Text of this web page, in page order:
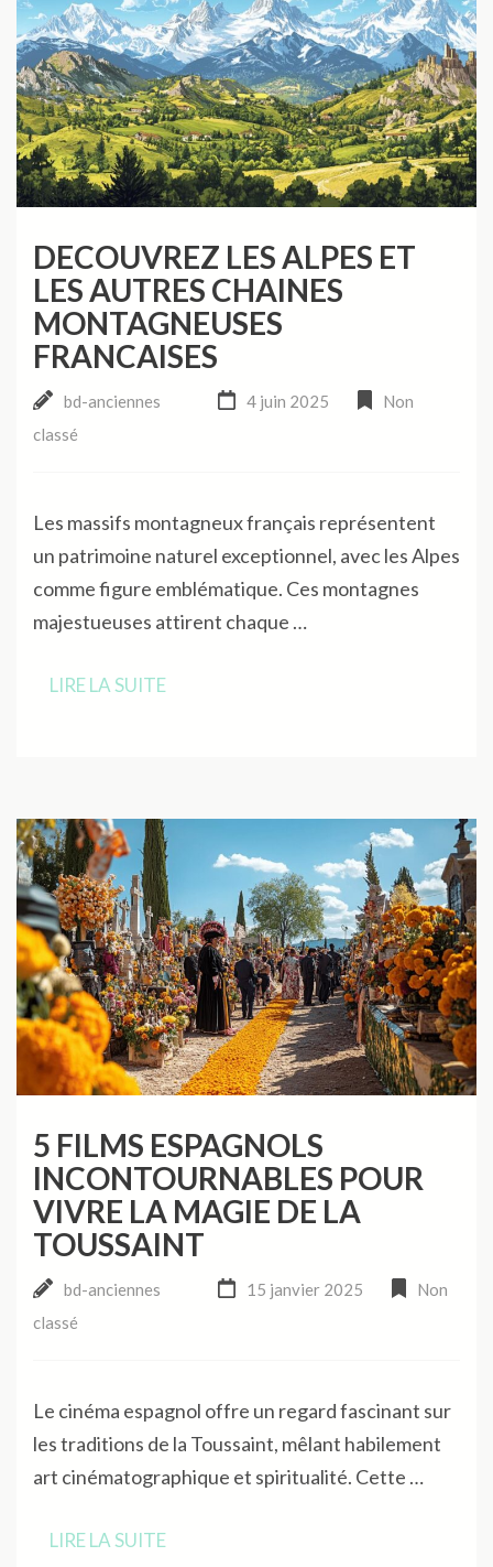
DECOUVREZ LES ALPES ET
LES AUTRES CHAINES
MONTAGNEUSES
FRANCAISES
bd-anciennes 4 juin 2025
Non
classé
Les massifs montagneux français représentent
un patrimoine naturel exceptionnel, avec les Alpes
comme figure emblématique. Ces montagnes
majestueuses attirent chaque …
LIRE LA SUITE
5 FILMS ESPAGNOLS
INCONTOURNABLES POUR
VIVRE LA MAGIE DE LA
TOUSSAINT
bd-anciennes 15 janvier 2025
Non
classé
Le cinéma espagnol offre un regard fascinant sur
les traditions de la Toussaint, mêlant habilement
art cinématographique et spiritualité. Cette …
LIRE LA SUITE